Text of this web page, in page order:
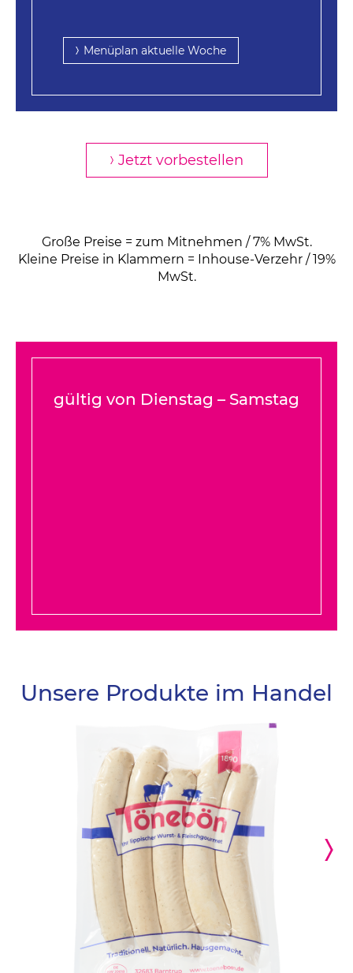
Menüplan aktuelle Woche
Jetzt vorbestellen
Große Preise = zum Mitnehmen / 7% MwSt.
Kleine Preise in Klammern = Inhouse-Verzehr / 19%
MwSt.
gültig von Dienstag – Samstag
Unsere Produkte im Handel